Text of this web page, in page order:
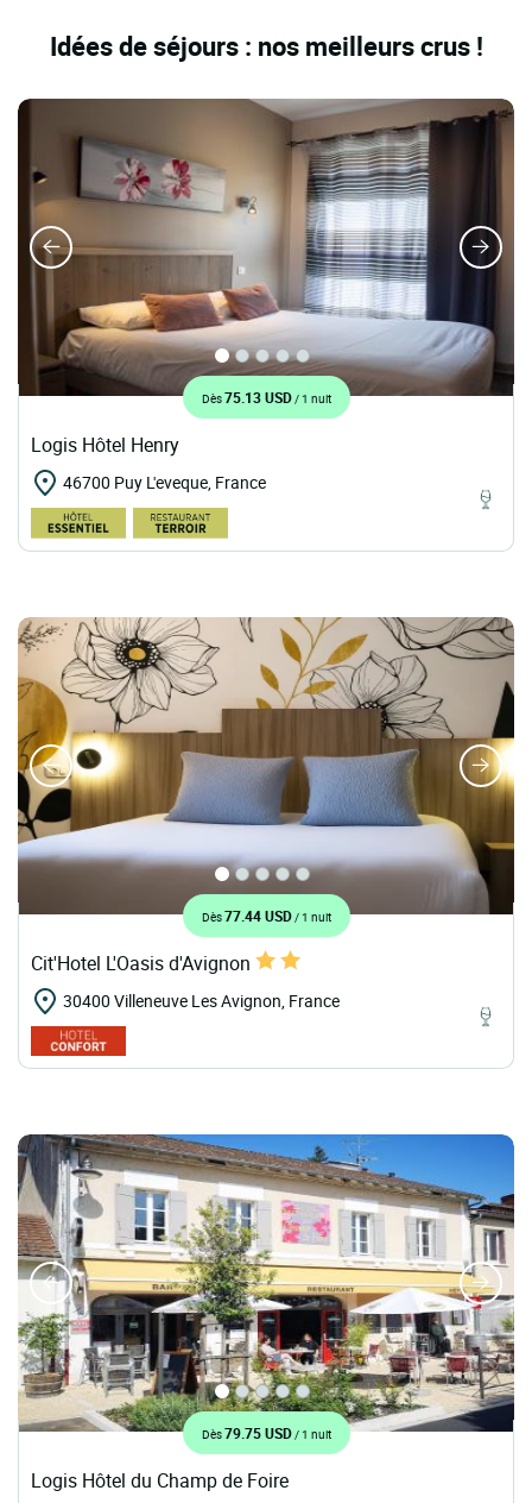
Idées de séjours : nos meilleurs crus !
Dès75.13 USD/ 1 nuit
Logis Hôtel Henry
46700 Puy L'eveque, France
Dès77.44 USD/ 1 nuit
Cit'Hotel L'Oasis d'Avignon
30400 Villeneuve Les Avignon, France
Dès79.75 USD/ 1 nuit
Logis Hôtel du Champ de Foire